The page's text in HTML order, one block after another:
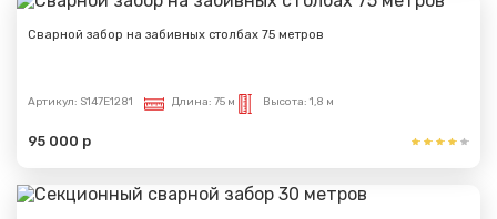
Сварной забор на забивных столбах 75 метров
Артикул: S147E1281 Длина: 75 м Высота: 1,8 м
95 000 р